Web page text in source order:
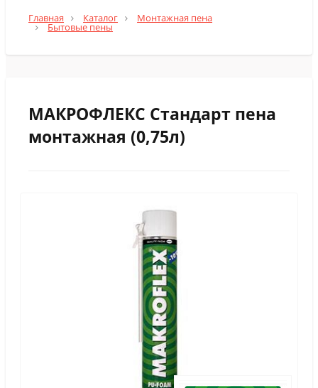
Главная Каталог Монтажная пена
Бытовые пены
МАКРОФЛЕКС Стандарт пена
монтажная (0,75л)